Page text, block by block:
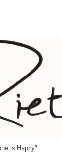
is Happy"